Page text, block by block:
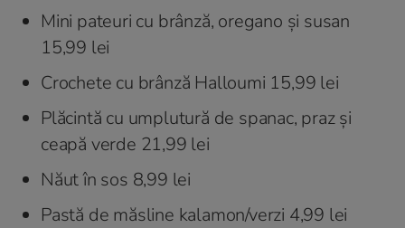
Mini pateuri cu brânză, oregano și susan
15,99 lei
Crochete cu brânză Halloumi 15,99 lei
Plăcintă cu umplutură de spanac, praz și
ceapă verde 21,99 lei
Năut în sos 8,99 lei
Pastă de măsline kalamon/verzi 4,99 lei